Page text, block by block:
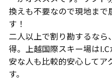
換えも不要なので現地まで
す！
二人以上で割り勘するな
得。上越国際スキー場は
安な人も比較的安心してア
す。